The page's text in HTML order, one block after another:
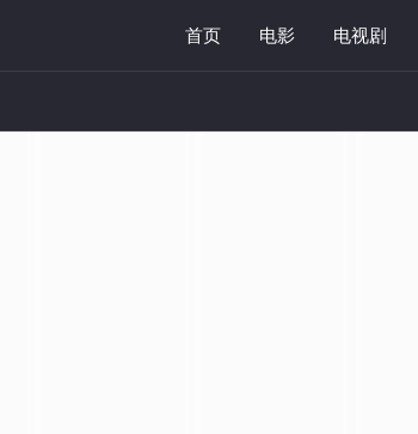
首页 电影 电视剧